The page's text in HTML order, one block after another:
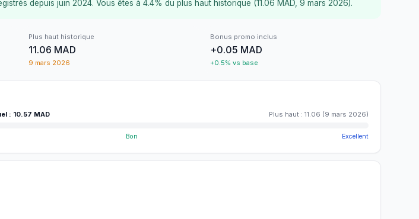
depuis juin 2024. Vous êtes à 4.4% du plus haut historique (11.06 MAD, 9 mars 2026).
Plus haut historique
11.06 MAD
9 mars 2026
Bonus promo inclus
+0.05 MAD
+0.5% vs base
: 10.57 MAD Plus haut : 11.06 (9 mars 2026)
Bon Excellent